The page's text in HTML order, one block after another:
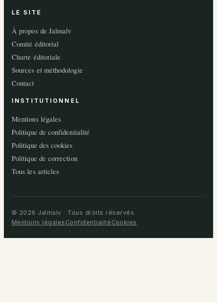
LE SITE
À propos de Jalmalv
Comité éditorial
Charte éditoriale
Sources et méthodologie
Contact
INSTITUTIONNEL
Mentions légales
Politique de confidentialité
Politique des cookies
Politique de correction
Tous les articles
© 2026 Jalmalv · Tous droits réservés
Mentions légales Confidentialité Cookies